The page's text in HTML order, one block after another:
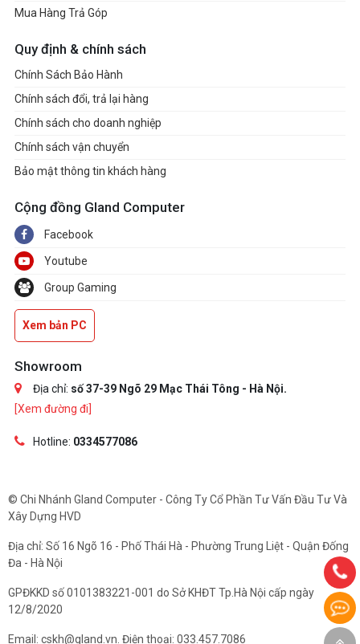
Mua Hàng Trả Góp
Quy định & chính sách
Chính Sách Bảo Hành
Chính sách đổi, trả lại hàng
Chính sách cho doanh nghiệp
Chính sách vận chuyển
Bảo mật thông tin khách hàng
Cộng đồng Gland Computer
Facebook
Youtube
Group Gaming
Xem bản PC
Showroom
Địa chỉ: số 37-39 Ngõ 29 Mạc Thái Tông - Hà Nội.
[Xem đường đi]
Hotline: 0334577086
© Chi Nhánh Gland Computer - Công Ty Cổ Phần Tư Vấn Đầu Tư Và
Xây Dựng HVD
Địa chỉ: Số 16 Ngõ 16 - Phố Thái Hà - Phường Trung Liệt - Quận Đống
Đa - Hà Nội
GPĐKKD số 0101383221-001 do Sở KHĐT Tp.Hà Nội cấp ngày
12/8/2020
Email: cskh@gland.vn. Điện thoại: 033.457.7086